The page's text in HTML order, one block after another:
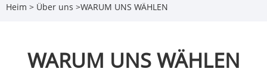
Heim > Über uns >WARUM UNS WÄHLEN
WARUM UNS WÄHLEN